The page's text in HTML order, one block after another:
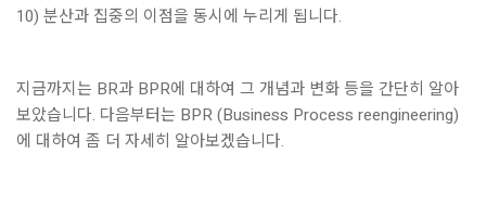
10) 분산과 집중의 이점을 동시에 누리게 됩니다.
지금까지는 BR과 BPR에 대하여 그 개념과 변화 등을 간단히 알아
보았습니다. 다음부터는 BPR (Business Process reengineering)
에 대하여 좀 더 자세히 알아보겠습니다.